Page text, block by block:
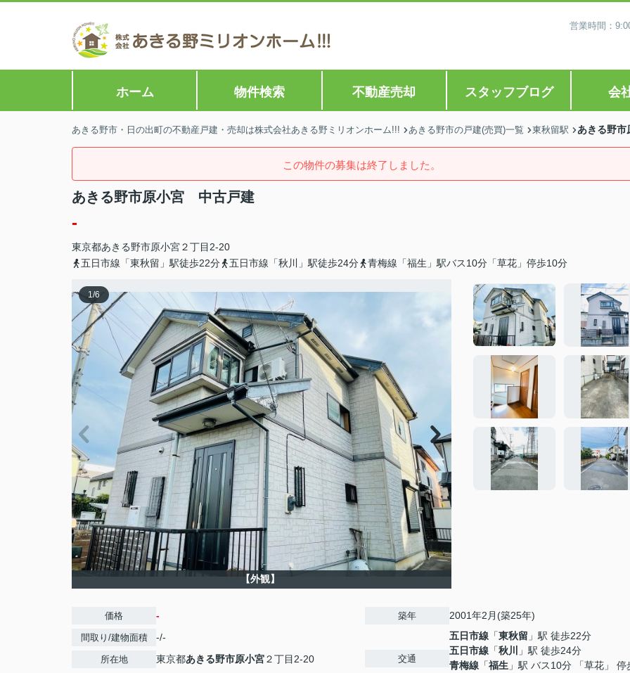
営業時間：
ホーム 物件検索 不動産売却 スタッフブログ 会
あきる野市・日の出町の不動産戸建・売却は株式会社あきる野ミリオンホーム!!! あきる野市の戸建(売買)一覧 東秋留駅 あきる野
この物件の募集は終了しました。
あきる野市原小宮 中古戸建
-
東京都あきる野市原小宮２丁目2-20
五日市線「東秋留」駅徒歩22分
五日市線「秋川」駅徒歩24分 青梅線「福生」駅バス10分「草花」停歩10分
1/6
【外観】
価格 -
間取り/建物面積 -/-
所在地 東京都あきる野市原小宮２丁目2-20
築年 2001年2月(築25年)
交通
五日市線 「東秋留 」駅 徒歩22分
五日市線 「秋川
」駅 徒歩24分
青梅線 「福生 」駅 バス10分 「草花」 停